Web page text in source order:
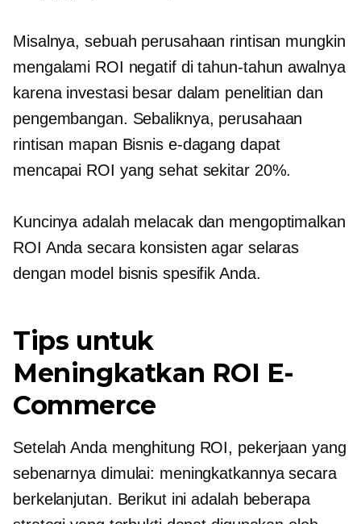
Misalnya, sebuah perusahaan rintisan mungkin
mengalami ROI negatif di tahun-tahun awalnya
karena investasi besar dalam penelitian dan
pengembangan. Sebaliknya, perusahaan
rintisan mapan Bisnis e-dagang dapat
mencapai ROI yang sehat sekitar 20%.
Kuncinya adalah melacak dan mengoptimalkan
ROI Anda secara konsisten agar selaras
dengan model bisnis spesifik Anda.
Tips untuk
Meningkatkan ROI E-
Commerce
Setelah Anda menghitung ROI, pekerjaan yang
sebenarnya dimulai: meningkatkannya secara
berkelanjutan. Berikut ini adalah beberapa